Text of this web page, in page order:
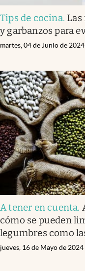
Tips de cocina. Las
y garbanzos para
martes, 04 de Junio de 2024
A tener en cuenta.
cómo se pueden
legumbres como
jueves, 16 de Mayo de 2024